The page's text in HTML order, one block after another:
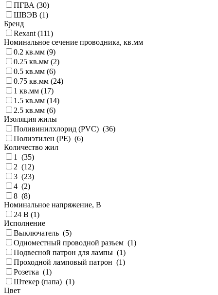
ПГВА (30)
ШВЭВ (1)
Бренд
Rexant (111)
Номинальное сечение проводника, кв.мм
0.2 кв.мм (9)
0.25 кв.мм (2)
0.5 кв.мм (6)
0.75 кв.мм (24)
1 кв.мм (17)
1.5 кв.мм (14)
2.5 кв.мм (6)
Изоляция жилы
Поливинилхлорид (PVC) (36)
Полиэтилен (PE) (6)
Количество жил
1 (35)
2 (12)
3 (23)
4 (2)
8 (8)
Номинальное напряжение, В
24 В (1)
Исполнение
Выключатель (5)
Одноместный проводной разъем (1)
Подвесной патрон для лампы (1)
Проходной ламповый патрон (1)
Розетка (1)
Штекер (папа) (1)
Цвет